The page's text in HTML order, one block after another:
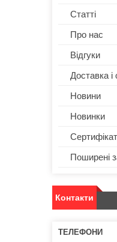
Статті
Про нас
Відгуки
Доставка і
Новини
Новинки
Поширені
Контакти